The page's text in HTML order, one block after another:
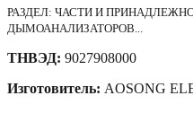
РАЗДЕЛ: ЧАСТИ И
ДЫМОАНАЛИЗАТОРОВ...
ТНВЭД: 9027908000
Изготовитель: AOSONG